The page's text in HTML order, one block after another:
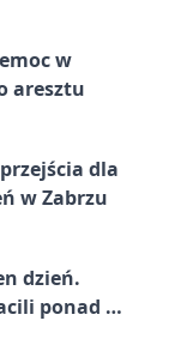
w
aresztu
dla
w Zabrzu
dzień.
ponad 6